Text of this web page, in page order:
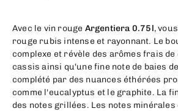
Avec le vin rouge Argentiera 0.75l,
rouge rubis intense et rayonnant. Le
complexe et révèle des arômes frais de
cassis ainsi qu'une fine note de baies
complété par des nuances éthérées
comme l'eucalyptus et le graphite. La
des notes grillées. Les notes minérales